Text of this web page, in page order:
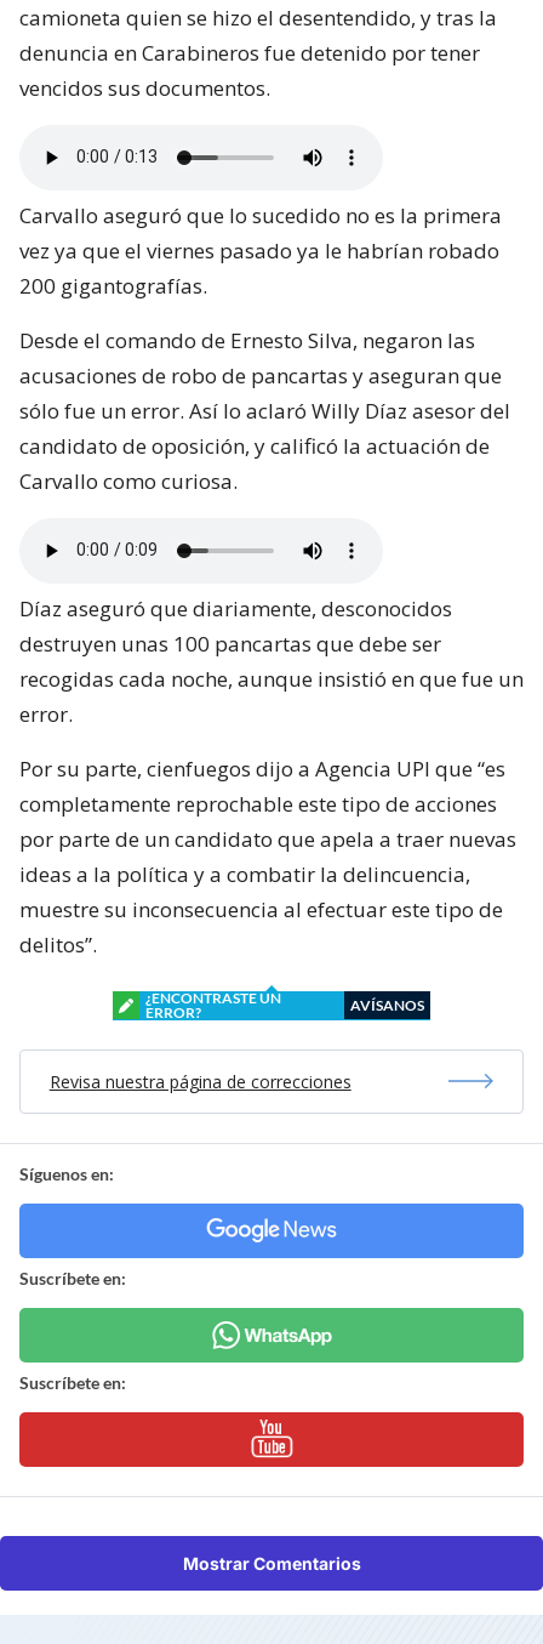
camioneta quien se hizo el desentendido, y tras la
denuncia en Carabineros fue detenido por tener
vencidos sus documentos.
Carvallo aseguró que lo sucedido no es la primera
vez ya que el viernes pasado ya le habrían robado
200 gigantografías.
Desde el comando de Ernesto Silva, negaron las
acusaciones de robo de pancartas y aseguran que
sólo fue un error. Así lo aclaró Willy Díaz asesor del
candidato de oposición, y calificó la actuación de
Carvallo como curiosa.
Díaz aseguró que diariamente, desconocidos
destruyen unas 100 pancartas que debe ser
recogidas cada noche, aunque insistió en que fue un
error.
Por su parte, cienfuegos dijo a Agencia UPI que “es
completamente reprochable este tipo de acciones
por parte de un candidato que apela a traer nuevas
ideas a la política y a combatir la delincuencia,
muestre su inconsecuencia al efectuar este tipo de
delitos”.
¿ENCONTRASTE UN
ERROR?
AVÍSANOS
Revisa nuestra página de correcciones
Síguenos en:
Suscríbete en:
Suscríbete en:
Mostrar Comentarios